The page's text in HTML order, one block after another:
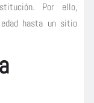
Por ello,
hasta un sitio